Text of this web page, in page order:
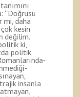
“Doğrusu
mi, daha
kesin
değilim.
ki,
politik
insanla